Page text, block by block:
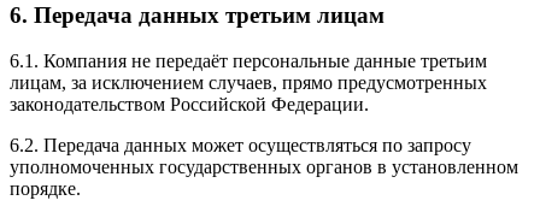
6. Передача данных третьим лицам
6.1. Компания не передаёт персональные данные третьим
лицам, за исключением случаев, прямо предусмотренных
законодательством Российской Федерации.
6.2. Передача данных может осуществляться по запросу
уполномоченных государственных органов в установленном
порядке.